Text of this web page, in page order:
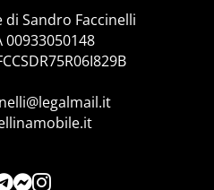
Sandro Faccinelli
00933050148